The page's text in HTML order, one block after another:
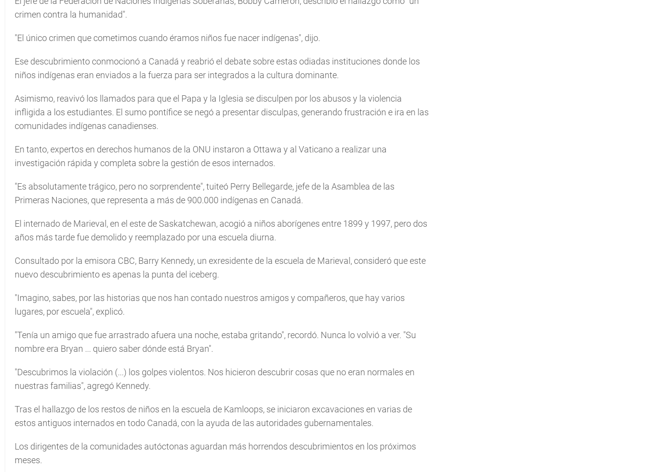
crimen contra la humanidad".
"El único crimen que cometimos cuando éramos niños fue nacer indígenas", dijo.
Ese descubrimiento conmocionó a Canadá y reabrió el debate sobre estas odiadas instituciones donde los
niños indígenas eran enviados a la fuerza para ser integrados a la cultura dominante.
Asimismo, reavivó los llamados para que el Papa y la Iglesia se disculpen por los abusos y la violencia
infligida a los estudiantes. El sumo pontífice se negó a presentar disculpas, generando frustración e ira en las
comunidades indígenas canadienses.
En tanto, expertos en derechos humanos de la ONU instaron a Ottawa y al Vaticano a realizar una
investigación rápida y completa sobre la gestión de esos internados.
"Es absolutamente trágico, pero no sorprendente", tuiteó Perry Bellegarde, jefe de la Asamblea de las
Primeras Naciones, que representa a más de 900.000 indígenas en Canadá.
El internado de Marieval, en el este de Saskatchewan, acogió a niños aborígenes entre 1899 y 1997, pero dos
años más tarde fue demolido y reemplazado por una escuela diurna.
Consultado por la emisora CBC, Barry Kennedy, un exresidente de la escuela de Marieval, consideró que este
nuevo descubrimiento es apenas la punta del iceberg.
"Imagino, sabes, por las historias que nos han contado nuestros amigos y compañeros, que hay varios
lugares, por escuela", explicó.
"Tenía un amigo que fue arrastrado afuera una noche, estaba gritando", recordó. Nunca lo volvió a ver. "Su
nombre era Bryan ... quiero saber dónde está Bryan".
"Descubrimos la violación (...) los golpes violentos. Nos hicieron descubrir cosas que no eran normales en
nuestras familias", agregó Kennedy.
Tras el hallazgo de los restos de niños en la escuela de Kamloops, se iniciaron excavaciones en varias de
estos antiguos internados en todo Canadá, con la ayuda de las autoridades gubernamentales.
Los dirigentes de la comunidades autóctonas aguardan más horrendos descubrimientos en los próximos
meses.